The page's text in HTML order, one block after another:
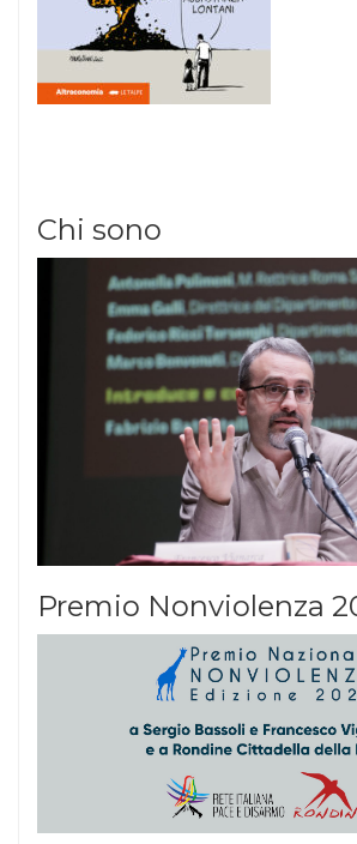
Chi sono
Premio Nonviolenza